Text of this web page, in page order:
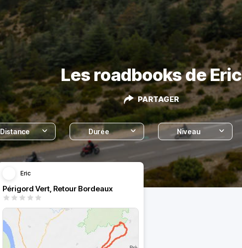
Les roadbooks de Eric
PARTAGER
Distance Durée Niveau
Eric
Périgord Vert, Retour Bordeaux